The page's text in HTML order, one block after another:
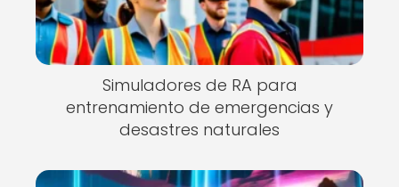
Simuladores de RA para
entrenamiento de emergencias y
desastres naturales